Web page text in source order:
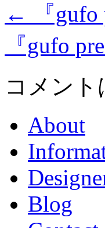
←
『
『gufo
コメン
About
Blog